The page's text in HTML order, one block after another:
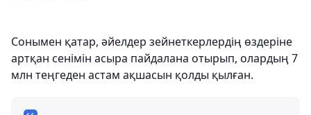
Сонымен қатар, әйелдер зейнеткерлердің өздеріне
артқан сенімін асыра пайдалана отырып, олардың 7
млн теңгеден астам ақшасын қолды қылған.